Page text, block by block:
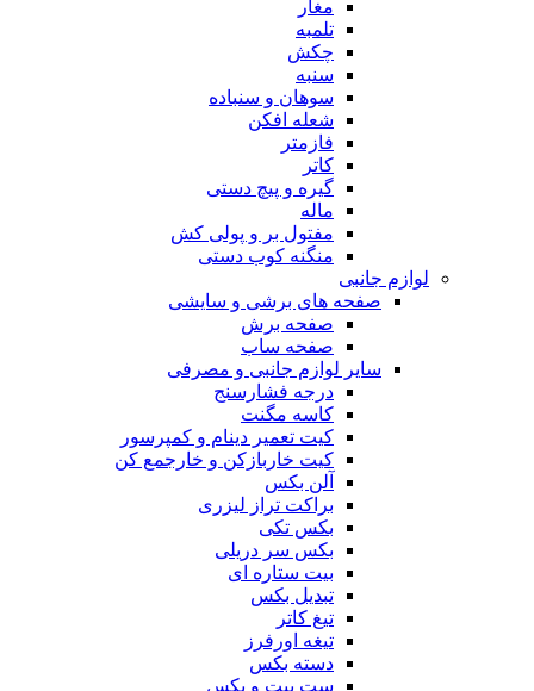
مغار
تلمبه
چکش
سنبه
سوهان و سنباده
شعله افکن
فازمتر
کاتر
گیره و پیچ دستی
ماله
مفتول بر و پولی کش
منگنه کوب دستی
لوازم جانبی
صفحه های برشی و سایشی
صفحه برش
صفحه ساب
سایر لوازم جانبی و مصرفی
درجه فشارسنج
کاسه مگنت
کیت تعمیر دینام و کمپرسور
کیت خاربازکن و خارجمع کن
آلن بکس
براکت تراز لیزری
بکس تکی
بکس سر دریلی
بیت ستاره ای
تبدیل بکس
تیغ کاتر
تیغه اورفرز
دسته بکس
ست بیت و بکس